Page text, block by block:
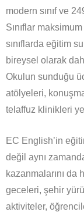
modern sınıf ve
Sınıflar
sınıflarda eğitim
bireysel olarak
Okulun sunduğu
atölyeleri,
telaffuz klinikleri
EC English’in
değil aynı
kazanmalarını
geceleri, şehir
aktiviteler,